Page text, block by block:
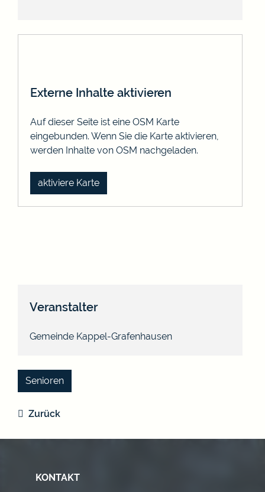
Externe Inhalte aktivieren
Auf dieser Seite ist eine OSM Karte
eingebunden. Wenn Sie die Karte aktivieren,
werden Inhalte von OSM nachgeladen.
aktiviere Karte
Veranstalter
Gemeinde Kappel-Grafenhausen
Senioren
Zurück
KONTAKT